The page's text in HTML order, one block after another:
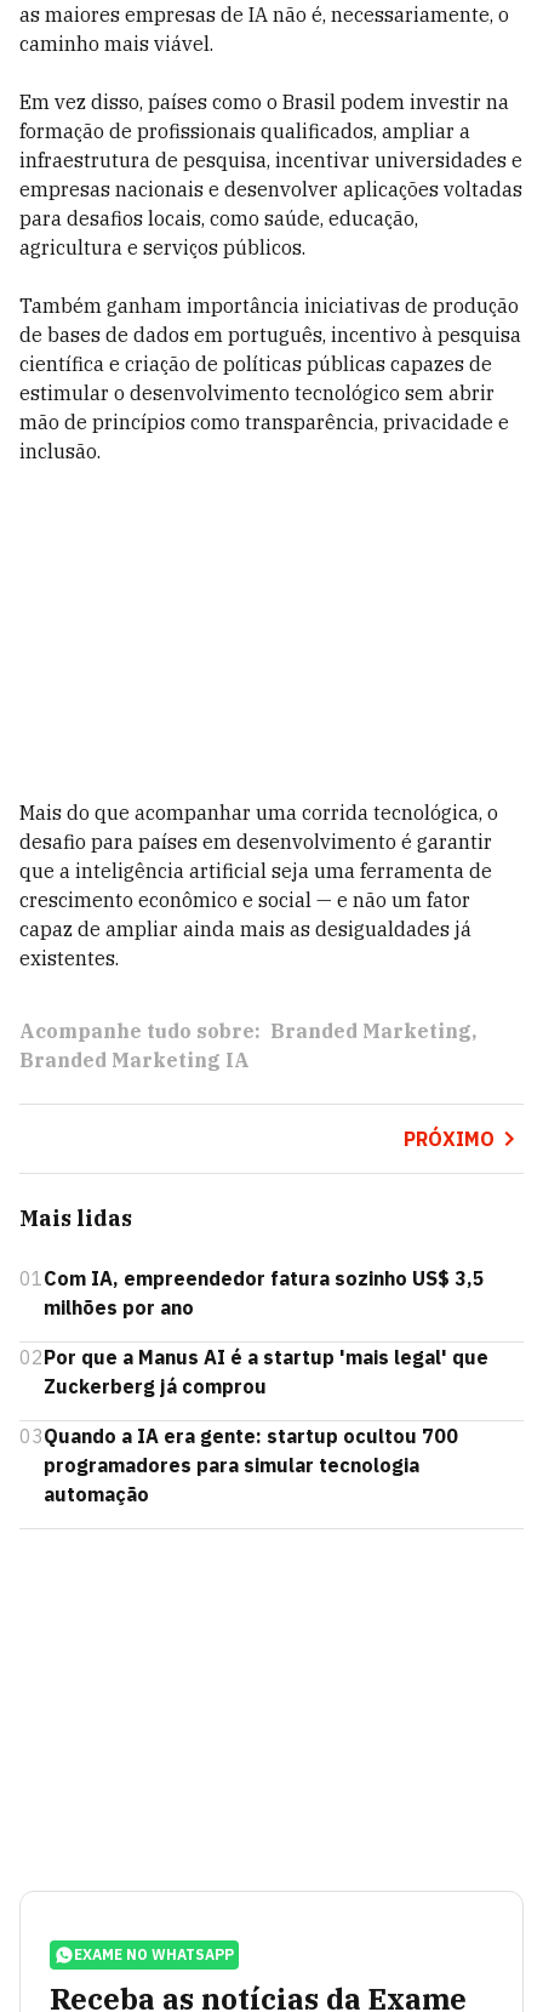
as maiores empresas de IA não é, necessariamente, o
caminho mais viável.
Em vez disso, países como o Brasil podem investir na
formação de profissionais qualificados, ampliar a
infraestrutura de pesquisa, incentivar universidades e
empresas nacionais e desenvolver aplicações voltadas
para desafios locais, como saúde, educação,
agricultura e serviços públicos.
Também ganham importância iniciativas de produção
de bases de dados em português, incentivo à pesquisa
científica e criação de políticas públicas capazes de
estimular o desenvolvimento tecnológico sem abrir
mão de princípios como transparência, privacidade e
inclusão.
Mais do que acompanhar uma corrida tecnológica, o
desafio para países em desenvolvimento é garantir
que a inteligência artificial seja uma ferramenta de
crescimento econômico e social — e não um fator
capaz de ampliar ainda mais as desigualdades já
existentes.
Acompanhe tudo sobre: Branded Marketing
Branded Marketing IA
PRÓXIMO
Mais lidas
01Com IA, empreendedor fatura sozinho US$ 3,5
milhões por ano
02Por que a Manus AI é a startup 'mais legal' que
Zuckerberg já comprou
03Quando a IA era gente: startup ocultou 700
programadores para simular tecnologia
automação
EXAME NO WHATSAPP
Receba as notícias da Exame